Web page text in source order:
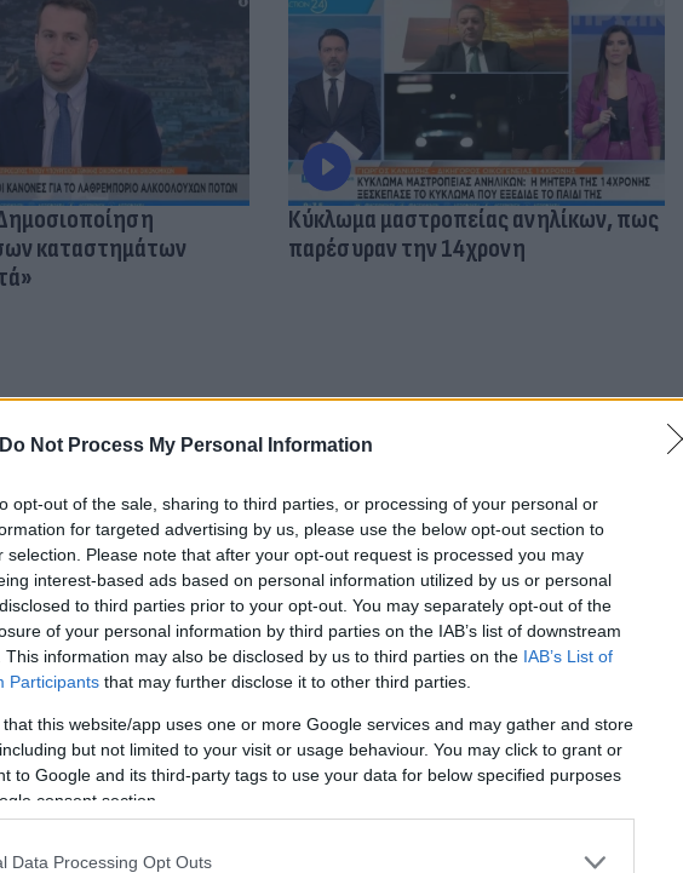
Do Not Process My Personal Information
opt-out of the sale, sharing to third parties, or processing of your personal or
for targeted advertising by us, please use the below opt-out section to
selection. Please note that after your opt-out request is processed you may
interest-based ads based on personal information utilized by us or personal
to third parties prior to your opt-out. You may separately opt-out of the
of your personal information by third parties on the IAB’s list of downstream
This information may also be disclosed by us to third parties on the IAB’s List of
Participants that may further disclose it to other third parties.
that this website/app uses one or more Google services and may gather and store
but not limited to your visit or usage behaviour. You may click to grant or
to Google and its third-party tags to use your data for below specified purposes
consent section.
Data Processing Opt Outs
καταστημάτων
Κύκλωμα μαστροπείας ανηλίκων, πως
παρέσυραν την 14χρονη